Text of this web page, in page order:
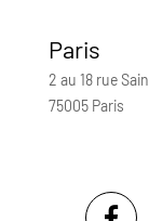
Paris
2 au 18 rue
75005 Paris